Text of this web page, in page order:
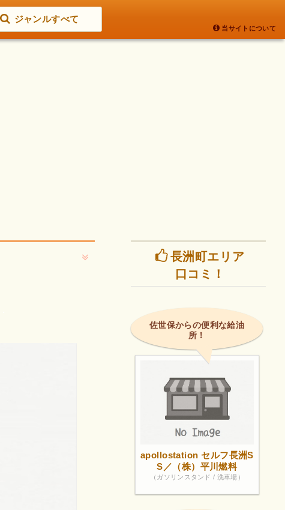
ジャンルすべて
当サイトについて
長洲町エリア
口コミ！
佐世保からの便利な給油
所！
apollostation セルフ長洲S
S／（株）平川燃料
（ガソリンスタンド / 洗車場）